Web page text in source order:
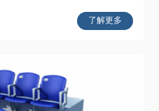
了解更多